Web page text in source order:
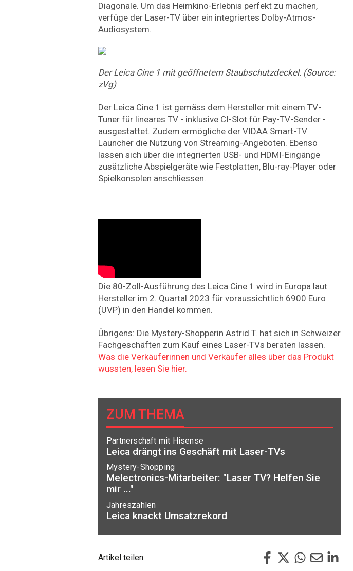
Diagonale. Um das Heimkino-Erlebnis perfekt zu machen,
verfüge der Laser-TV über ein integriertes Dolby-Atmos-
Audiosystem.
Der Leica Cine 1 mit geöffnetem Staubschutzdeckel. (Source:
zVg)
Der Leica Cine 1 ist gemäss dem Hersteller mit einem TV-
Tuner für lineares TV - inklusive CI-Slot für Pay-TV-Sender -
ausgestattet. Zudem ermögliche der VIDAA Smart-TV
Launcher die Nutzung von Streaming-Angeboten. Ebenso
lassen sich über die integrierten USB- und HDMI-Eingänge
zusätzliche Abspielgeräte wie Festplatten, Blu-ray-Player oder
Spielkonsolen anschliessen.
Die 80-Zoll-Ausführung des Leica Cine 1 wird in Europa laut
Hersteller im 2. Quartal 2023 für voraussichtlich 6900 Euro
(UVP) in den Handel kommen.
Übrigens: Die Mystery-Shopperin Astrid T. hat sich in Schweizer
Fachgeschäften zum Kauf eines Laser-TVs beraten lassen.
Was die Verkäuferinnen und Verkäufer alles über das Produkt
wussten, lesen Sie hier.
ZUM THEMA
Partnerschaft mit Hisense
Leica drängt ins Geschäft mit Laser-TVs
Mystery-Shopping
Melectronics-Mitarbeiter: "Laser TV? Helfen Sie
mir ..."
Jahreszahlen
Leica knackt Umsatzrekord
Artikel teilen: